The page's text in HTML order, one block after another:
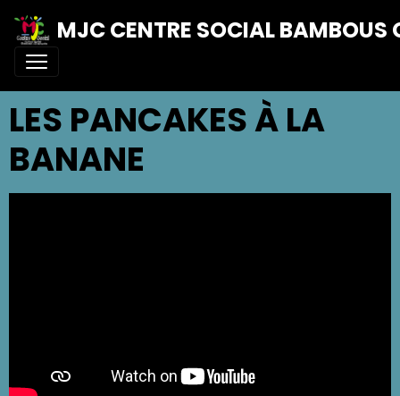
MJC CENTRE SOCIAL BAMBOUS
LES PANCAKES À LA
BANANE